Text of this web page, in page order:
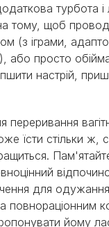
турбота і
тому, щоб
(з іграми,
або просто
настрій,
переривання
їсти стільки ж,
для
повнораціонним
йому